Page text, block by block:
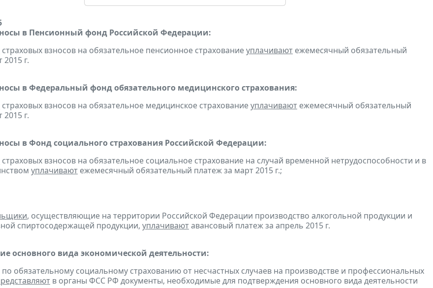
в Пенсионный фонд Российской Федерации:
страховых взносов на обязательное пенсионное страхованиеуплачивают ежемесячный обязательный
2015 г.
в Федеральный фонд обязательного медицинского страхования:
страховых взносов на обязательное медицинское страхованиеуплачивают ежемесячный обязательный
2015 г.
в Фонд социального страхования Российской Федерации:
страховых взносов на обязательное социальное страхование на случай временной нетрудоспособности и в
уплачивают ежемесячный обязательный платеж за март 2015 г.;
, осуществляющие на территории Российской Федерации производство алкогольной продукции и
спиртосодержащей продукции, уплачиваютавансовый платеж за апрель 2015 г.
основного вида экономической деятельности:
по обязательному социальному страхованию от несчастных случаев на производстве и профессиональных
в органы ФСС РФ документы, необходимые для подтверждения основного вида деятельности